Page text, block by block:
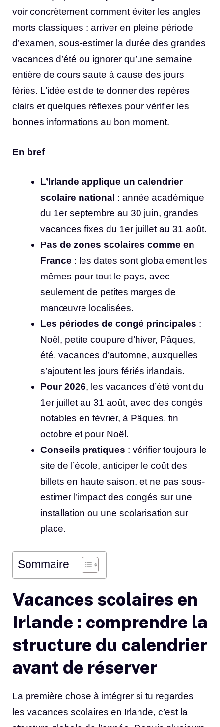
voir concrètement comment éviter les angles
morts classiques : arriver en pleine période
d’examen, sous-estimer la durée des grandes
vacances d’été ou ignorer qu’une semaine
entière de cours saute à cause des jours
fériés. L’idée est de te donner des repères
clairs et quelques réflexes pour vérifier les
bonnes informations au bon moment.
En bref
L’Irlande applique un calendrier
scolaire national : année académique
du 1er septembre au 30 juin, grandes
vacances fixes du 1er juillet au 31 août.
Pas de zones scolaires comme en
France : les dates sont globalement les
mêmes pour tout le pays, avec
seulement de petites marges de
manœuvre localisées.
Les périodes de congé principales :
Noël, petite coupure d’hiver, Pâques,
été, vacances d’automne, auxquelles
s’ajoutent les jours fériés irlandais.
Pour 2026, les vacances d’été vont du
1er juillet au 31 août, avec des congés
notables en février, à Pâques, fin
octobre et pour Noël.
Conseils pratiques : vérifier toujours le
site de l’école, anticiper le coût des
billets en haute saison, et ne pas sous-
estimer l’impact des congés sur une
installation ou une scolarisation sur
place.
Sommaire
Vacances scolaires en
Irlande : comprendre la
structure du calendrier
avant de réserver
La première chose à intégrer si tu regardes
les vacances scolaires en Irlande, c’est la